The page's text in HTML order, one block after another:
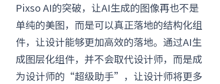
Pixso AI的突破，让AI生成的图像再也不是
单纯的美图，而是可以真正落地的结构化组
件，让设计能够更加高效的落地。通过AI生
成图层化组件，并不会取代设计师，而是成
为设计师的“超级助手”，让设计师将更多